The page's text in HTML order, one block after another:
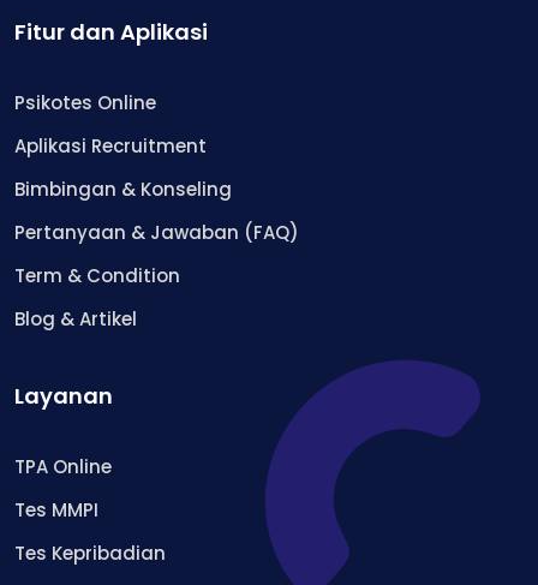
Fitur dan Aplikasi
Psikotes Online
Aplikasi Recruitment
Bimbingan & Konseling
Pertanyaan & Jawaban (FAQ)
Term & Condition
Blog & Artikel
Layanan
TPA Online
Tes MMPI
Tes Kepribadian